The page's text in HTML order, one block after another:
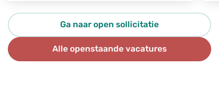
Ga naar open sollicitatie
Alle openstaande vacatures